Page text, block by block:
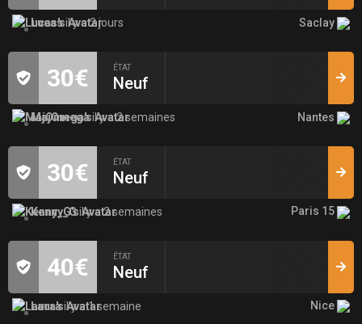
Lucasil y a 2 jours Saclay
30€ ÉTAT
Neuf
MajOmegail y a 2 semaines Nantes
30€ ÉTAT
Neuf
Kenny_Gil y a 2 semaines Paris 15
40€ ÉTAT
Neuf
Laurail y a 1 semaine Nice